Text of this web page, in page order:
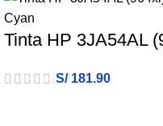
Tinta HP 3JA54AL
S/181.90